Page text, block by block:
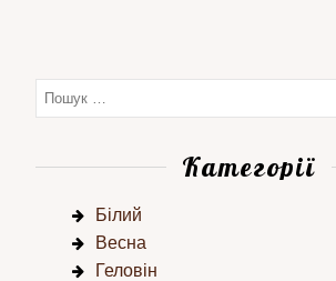
Категорії
Білий
Весна
Геловін